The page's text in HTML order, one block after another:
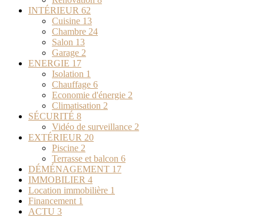
INTÉRIEUR 62
Cuisine 13
Chambre 24
Salon 13
Garage 2
ENERGIE 17
Isolation 1
Chauffage 6
Economie d'énergie 2
Climatisation 2
SÉCURITÉ 8
Vidéo de surveillance 2
EXTÉRIEUR 20
Piscine 2
Terrasse et balcon 6
DÉMÉNAGEMENT 17
IMMOBILIER 4
Location immobilière 1
Financement 1
ACTU 3